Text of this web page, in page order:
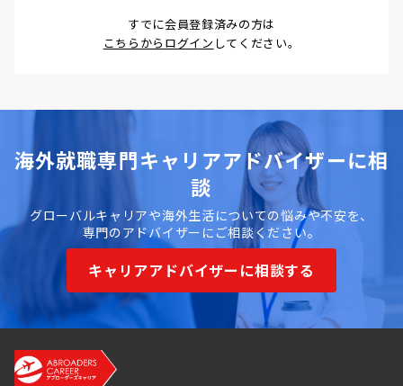
すでに会員登録済みの方は
こちらからログイン してください。
海外就職専門キャリアアドバイザーに相
談
グローバルキャリアや海外生活についての悩みや不安を、
専門のアドバイザーにご相談ください。
キャリアアドバイザーに相談する